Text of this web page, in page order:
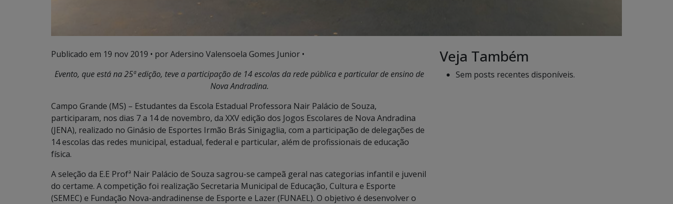
Publicado em 19 nov 2019 • por Adersino Valensoela Gomes Junior •
Evento, que está na 25ª edição, teve a participação de 14 escolas da rede pública e particular de ensino de
Nova Andradina.
Campo Grande (MS) – Estudantes da Escola Estadual Professora Nair Palácio de Souza,
participaram, nos dias 7 a 14 de novembro, da XXV edição dos Jogos Escolares de Nova Andradina
(JENA), realizado no Ginásio de Esportes Irmão Brás Sinigaglia, com a participação de delegações de
14 escolas das redes municipal, estadual, federal e particular, além de profissionais de educação
física.
A seleção da E.E Profª Nair Palácio de Souza sagrou-se campeã geral nas categorias infantil e juvenil
do certame. A competição foi realização Secretaria Municipal de Educação, Cultura e Esporte
(SEMEC) e Fundação Nova-andradinense de Esporte e Lazer (FUNAEL). O objetivo é desenvolver o
Veja Também
Sem posts recentes disponíveis.